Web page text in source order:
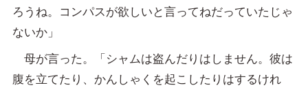
ろうね。コンパスが欲しいと言ってねだっていたじゃ
ないか」
母が言った。「シャムは盗んだりはしません。彼は
腹を立てたり、かんしゃくを起こしたりはするけれ